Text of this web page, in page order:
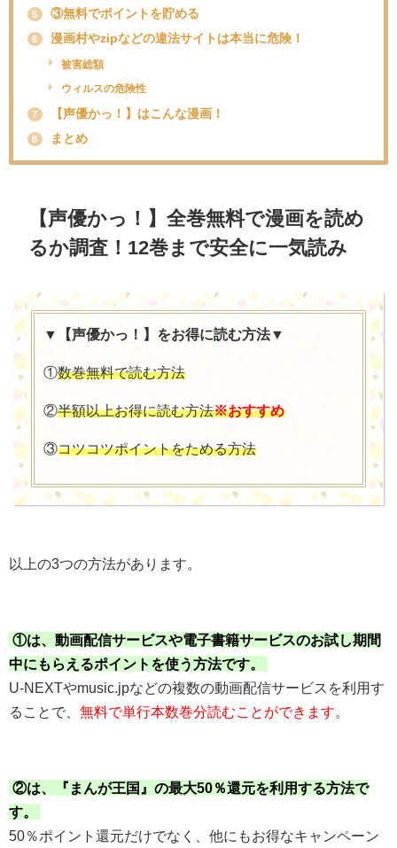
5 ③無料でポイントを貯める
6 漫画村やzipなどの違法サイトは本当に危険！
被害総額
ウィルスの危険性
7 【声優かっ！】はこんな漫画！
8 まとめ
【声優かっ！】全巻無料で漫画を読め
るか調査！12巻まで安全に一気読み
▼【声優かっ！】をお得に読む方法▼
①数巻無料で読む方法
②半額以上お得に読む方法※おすすめ
③コツコツポイントをためる方法
以上の3つの方法があります。
①は、動画配信サービスや電子書籍サービスのお試し期間
中にもらえるポイントを使う方法です。
U-NEXTやmusic.jpなどの複数の動画配信サービスを利用す
ることで、 無料で単行本数巻分読むことができます
②は、『まんが王国』の最大50％還元を利用する方法で
す。
50％ポイント還元だけでなく、他にもお得なキャンペーン